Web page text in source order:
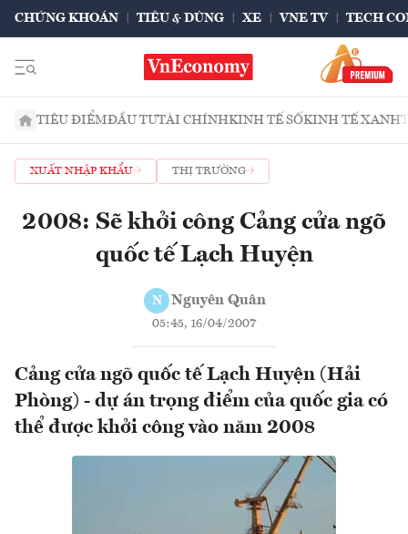
CHỨNG KHOÁN TIÊU & DÙNG XE VNE TV TECH
TIÊU ĐIỂMĐẦU TƯTÀI CHÍNHKINH TẾ SỐKINH TẾ XANH
XUẤT NHẬP KHẨU THỊ TRƯỜNG
2008: Sẽ khởi công Cảng cửa ngõ
quốc tế Lạch Huyện
N Nguyên Quân
05:45, 16/04/2007
Cảng cửa ngõ quốc tế Lạch Huyện (Hải
Phòng) - dự án trọng điểm của quốc gia có
thể được khởi công vào năm 2008